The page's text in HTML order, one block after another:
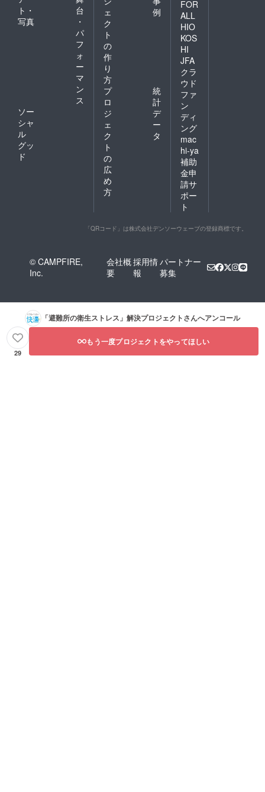
ト・
写真
台
・
パ
フ
ォ
ー
マ
ン
ス
ソー
シャ
ル
グッ
ド
ェ
ク
ト
の
作
り
方
例
プ
ロ
ジ
ェ
ク
ト
の
広
め
方
統
計
デ
ー
タ
FOR
ALL
HIO
KOS
HI
JFA
クラ
ウド
ファ
ン
ディ
ング
mac
hi-ya
補助
金申
請サ
ポー
ト
「QRコード」は株式会社デンソーウェーブの登録商標です。
© CAMPFIRE,
Inc.
会社概
要
採用情
報
パートナー
募集
「避難所の衛生ストレス」解決プロジェクトさんへアンコール
29
もう一度プロジェクトをやってほしい